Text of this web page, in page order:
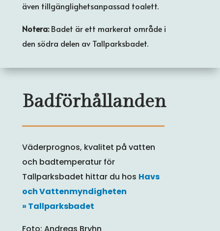
även tillgänglighetsanpassad toalett.
Notera:Badet är ett markerat område i
den södra delen av Tallparksbadet.
Badförhållanden
Väderprognos, kvalitet på vatten
och badtemperatur för
Tallparksbadet hittar du hos Havs
och Vattenmyndigheten
» Tallparksbadet